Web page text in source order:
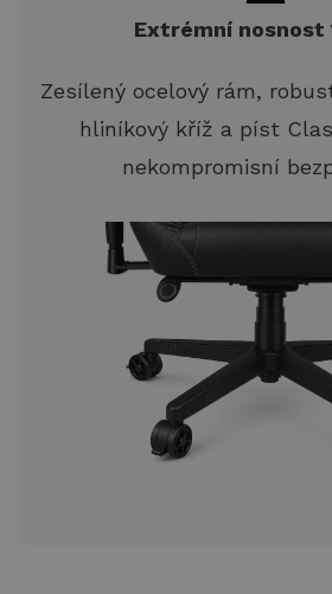
Extrémní nosnost
Zesílený ocelový rám,
hliníkový kříž a píst
nekompromisní